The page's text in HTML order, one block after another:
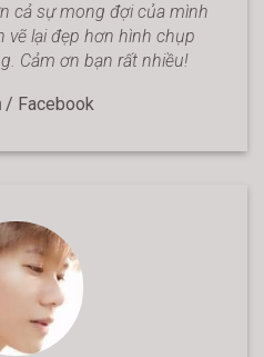
cả sự mong đợi của mình
vẽ lại đẹp hơn hình chụp
Cảm ơn bạn rất nhiều!
/ Facebook